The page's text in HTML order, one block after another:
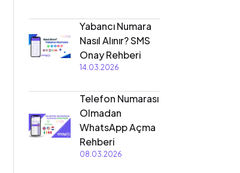
Yabancı Numara
Nasıl Alınır? SMS
Onay Rehberi
14.03.2026
Telefon Numarası
Olmadan
WhatsApp Açma
Rehberi
08.03.2026